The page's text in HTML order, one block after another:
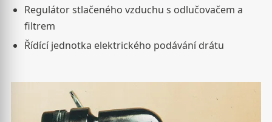
Regulátor stlačeného vzduchu s odlučovačem a
filtrem
Řídící jednotka elektrického podávání drátu